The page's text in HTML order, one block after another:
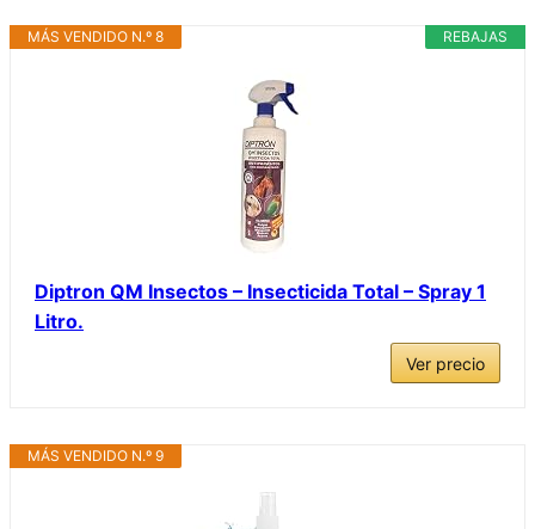
REBAJAS
MÁS VENDIDO N.º 8
Diptron QM Insectos – Insecticida Total – Spray 1
Litro.
Ver precio
MÁS VENDIDO N.º 9